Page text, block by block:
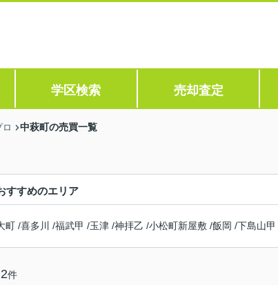
学区検索 売却査定
中萩町の売買一覧
すすめのエリア
町 /喜多川 /福武甲 /玉津 /神拝乙 /小松町新屋敷 /飯岡 /下島山甲
2件